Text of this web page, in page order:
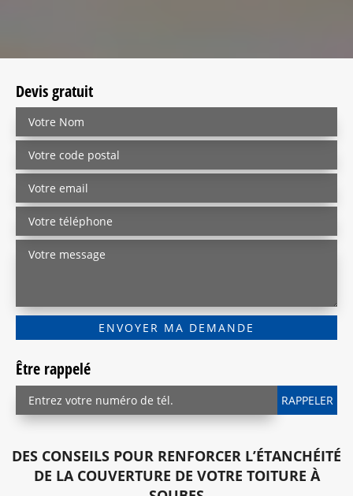
Devis gratuit
Être rappelé
DES CONSEILS POUR RENFORCER L’ÉTANCHÉITÉ
DE LA COUVERTURE DE VOTRE TOITURE À